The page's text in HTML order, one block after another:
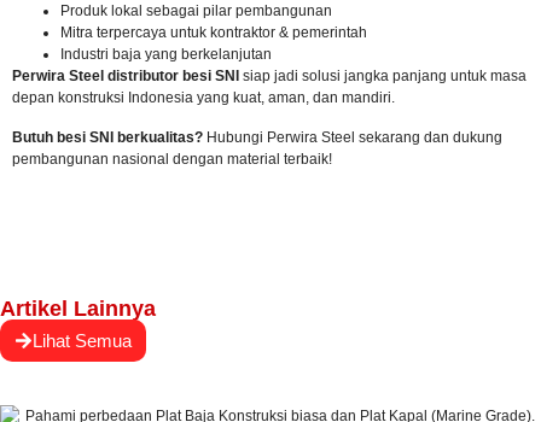
Produk lokal sebagai pilar pembangunan
Mitra terpercaya untuk kontraktor & pemerintah
Industri baja yang berkelanjutan
Perwira Steel distributor besi SNI siap jadi solusi jangka panjang untuk masa
depan konstruksi Indonesia yang kuat, aman, dan mandiri.
Butuh besi SNI berkualitas? Hubungi Perwira Steel sekarang dan dukung
pembangunan nasional dengan material terbaik!
Artikel Lainnya
Lihat Semua